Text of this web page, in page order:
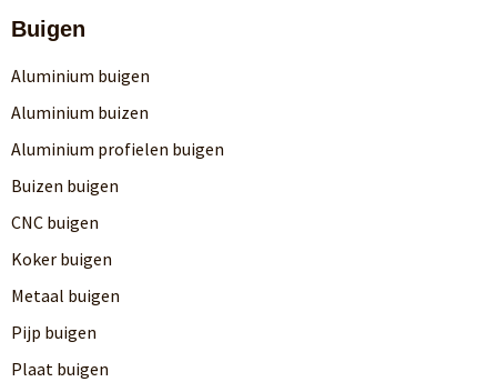
Buigen
Aluminium buigen
Aluminium buizen
Aluminium profielen buigen
Buizen buigen
CNC buigen
Koker buigen
Metaal buigen
Pijp buigen
Plaat buigen